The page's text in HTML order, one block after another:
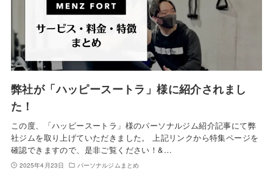
弊社が「ハッピースートラ」様に紹介されまし
た！
この度、「ハッピースートラ」様のパーソナルジム紹介記事にて弊
社ジムを取り上げていただきました。 上記リンクから特集ページを
確認できますので、是非ご覧ください！&…
2025年4月23日 パーソナルジムまとめ